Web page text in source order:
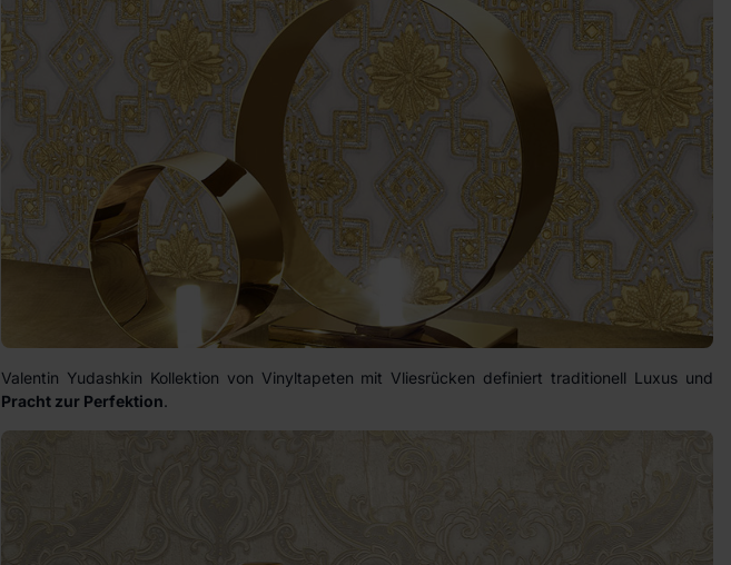
Valentin Yudashkin Kollektion von Vinyltapeten mit Vliesrücken definiert traditionell Luxus und
Pracht zur Perfektion.